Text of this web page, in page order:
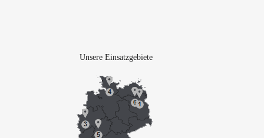
Unsere Einsatzgebiete